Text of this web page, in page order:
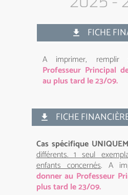
get_app FICHE
A imprimer,
Professeur Principal
au plus tard le 23/09.
get_app FICHE
Cas spécifique
différents. 1 seul
enfants concernés. A
donner au Professeur
plus tard le 23/09.